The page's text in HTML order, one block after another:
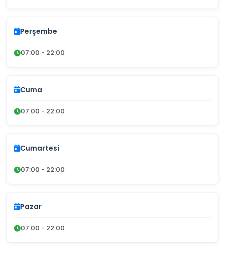
Perşembe
07:00 - 22:00
Cuma
07:00 - 22:00
Cumartesi
07:00 - 22:00
Pazar
07:00 - 22:00